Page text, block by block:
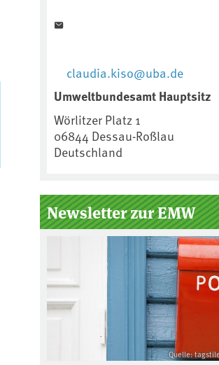
claudia.kiso@uba.de
Umweltbundesamt Hauptsitz
Wörlitzer Platz 1
06844 Dessau-Roßlau
Deutschland
Newsletter zur EMW
Quelle: